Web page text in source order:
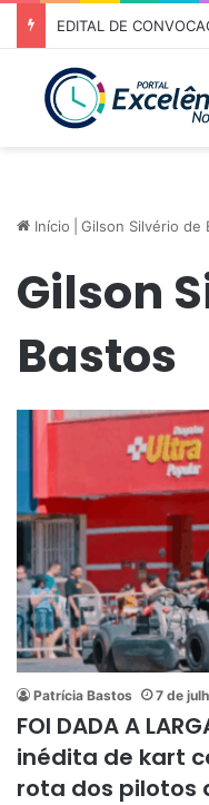
Início Gilson Silvério de
Gilson
Bastos
Patrícia Bastos 7 de
FOI DADA A
inédita de kart
rota dos pilotos